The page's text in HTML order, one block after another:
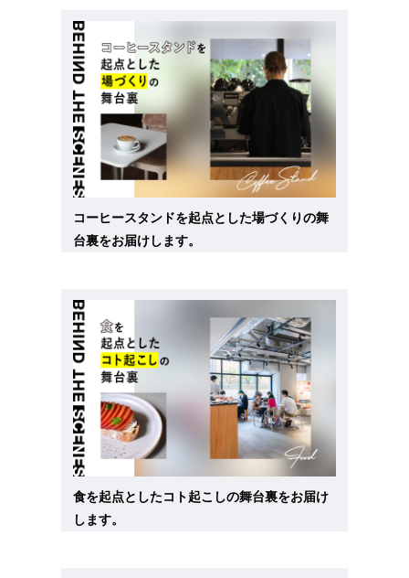
コーヒースタンドを起点とした場づくりの舞
台裏をお届けします。
食を起点としたコト起こしの舞台裏をお届け
します。